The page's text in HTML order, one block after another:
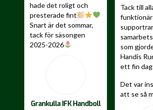
hade det roligt och
presterade fint
Snart är det sommar,
tack för säsongen
2025-2026
Grankulla IFK Handboll
Tack till
som
Handis
ett fin dag
Det var
att se så